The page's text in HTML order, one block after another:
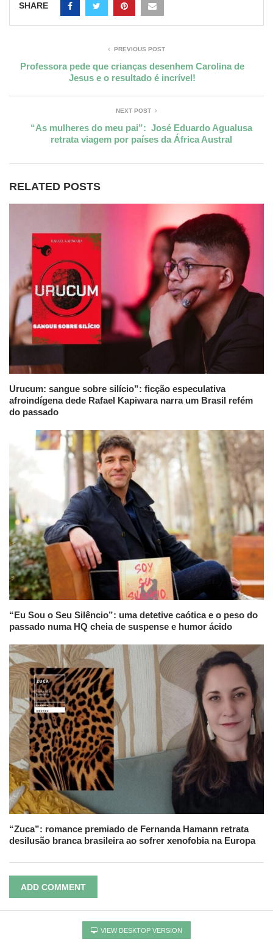
SHARE
PREVIOUS POST
Professora pede que crianças desenhem Carolina de
Jesus e o resultado é incrível!
NEXT POST
“As mulheres do meu pai”: José Eduardo Agualusa
retrata viagem por países da África Austral
RELATED POSTS
Urucum: sangue sobre silício”: ficção especulativa
afroindígena dede Rafael Kapiwara narra um Brasil refém
do passado
“Eu Sou o Seu Silêncio”: uma detetive caótica e o peso do
passado numa HQ cheia de suspense e humor ácido
“Zuca”: romance premiado de Fernanda Hamann retrata
desilusão branca brasileira ao sofrer xenofobia na Europa
ADD COMMENT
VIEW DESKTOP VERSION